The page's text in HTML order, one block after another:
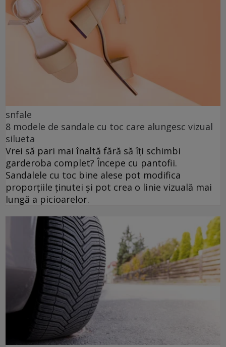
snfale
8 modele de sandale cu toc care alungesc vizual
silueta
Vrei să pari mai înaltă fără să îți schimbi
garderoba complet? Începe cu pantofii.
Sandalele cu toc bine alese pot modifica
proporțiile ținutei și pot crea o linie vizuală mai
lungă a picioarelor.